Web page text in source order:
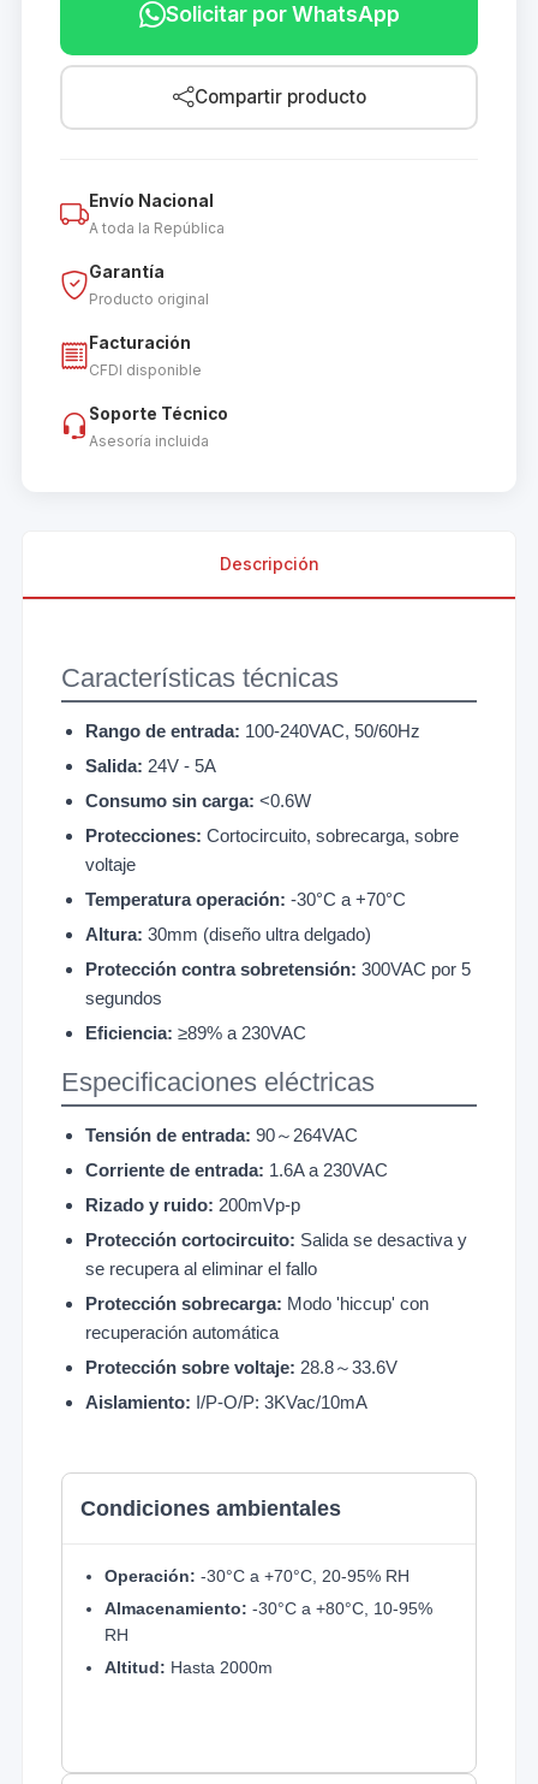
Solicitar por WhatsApp
Compartir producto
Envío Nacional
A toda la República
Garantía
Producto original
Facturación
CFDI disponible
Soporte Técnico
Asesoría incluida
Descripción
Características técnicas
Rango de entrada: 100-240VAC, 50/60Hz
Salida: 24V - 5A
Consumo sin carga: <0.6W
Protecciones: Cortocircuito, sobrecarga, sobre
voltaje
Temperatura operación: -30°C a +70°C
Altura: 30mm (diseño ultra delgado)
Protección contra sobretensión: 300VAC por 5
segundos
Eficiencia: ≥89% a 230VAC
Especificaciones eléctricas
Tensión de entrada: 90～264VAC
Corriente de entrada: 1.6A a 230VAC
Rizado y ruido: 200mVp-p
Protección cortocircuito: Salida se desactiva y
se recupera al eliminar el fallo
Protección sobrecarga: Modo 'hiccup' con
recuperación automática
Protección sobre voltaje: 28.8～33.6V
Aislamiento: I/P-O/P: 3KVac/10mA
Condiciones ambientales
Operación: -30°C a +70°C, 20-95% RH
Almacenamiento: -30°C a +80°C, 10-95%
RH
Altitud: Hasta 2000m